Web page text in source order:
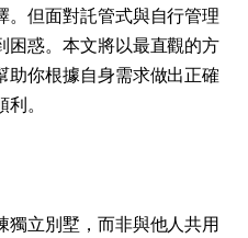
。但面對託管式與自行管理
困惑。本文將以最直觀的方
助你根據自身需求做出正確
。
獨立別墅，而非與他人共用